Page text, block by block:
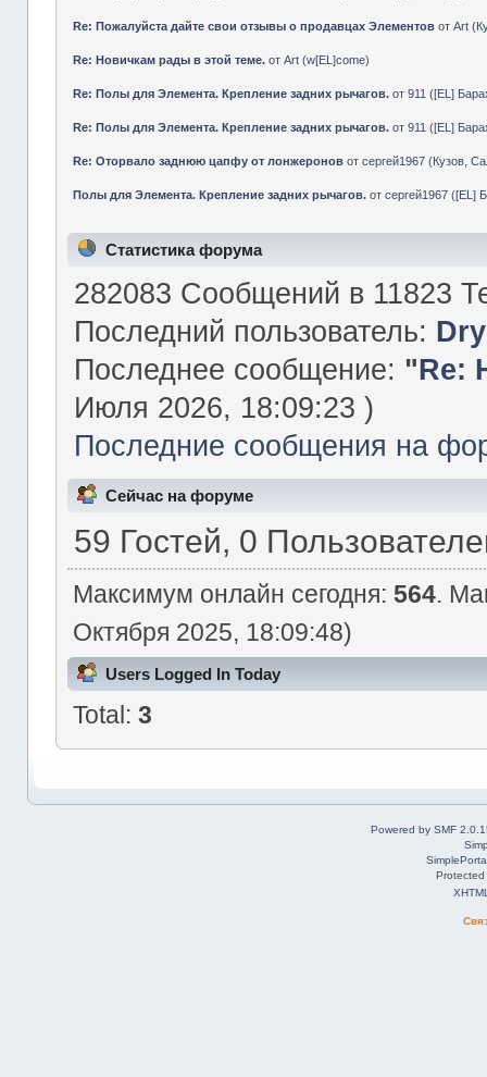
Re: Пожалуйста дайте свои отзывы о продавцах Элементов отArt (
Re: Новичкам рады в этой теме. отArt (w[EL]come)
Re: Полы для Элемента. Крепление задних рычагов. от911 ([EL]
Re: Полы для Элемента. Крепление задних рычагов. от911 ([EL]
Re: Оторвало заднюю цапфу от лонжеронов отсергей1967 (Кузов,
Полы для Элемента. Крепление задних рычагов. отсергей1967 ([EL]
Статистика форума
282083 Сообщений в 11823
Последний пользователь: Dry
Последнее сообщение: "Re:
Июля 2026, 18:09:23 )
Последние сообщения на
Сейчас на форуме
59 Гостей, 0
Максимум онлайн сегодня: 564.
Октября 2025, 18:09:48)
Users Logged In Today
Total: 3
Powered by SMF